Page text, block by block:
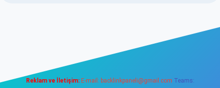
Reklam ve İletişim: E-mail: backlinkpaneli@gmail.com Teams: